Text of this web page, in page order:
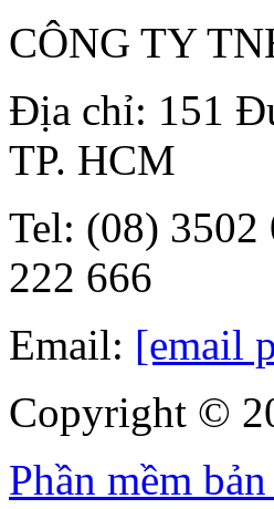
CÔNG TY
Địa chỉ: 151
TP. HCM
Tel: (08)
222 666
Email: [email
Copyright ©
Phần mềm